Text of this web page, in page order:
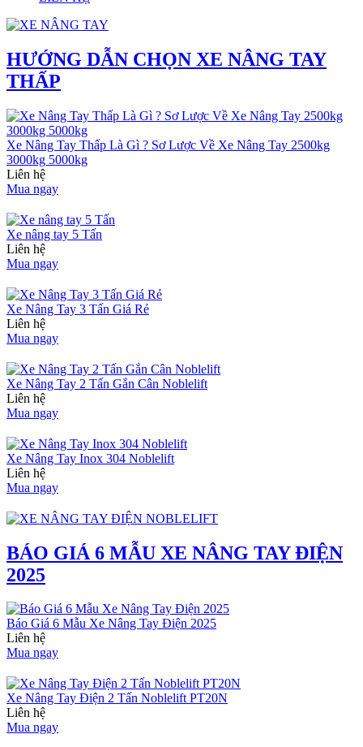
HƯỚNG DẪN CHỌN XE NÂNG TAY
THẤP
Xe Nâng Tay Thấp Là Gì ? Sơ Lược Về Xe Nâng Tay 2500kg
3000kg 5000kg
Liên hệ
Mua ngay
Xe nâng tay 5 Tấn
Liên hệ
Mua ngay
Xe Nâng Tay 3 Tấn Giá Rẻ
Liên hệ
Mua ngay
Xe Nâng Tay 2 Tấn Gắn Cân Noblelift
Liên hệ
Mua ngay
Xe Nâng Tay Inox 304 Noblelift
Liên hệ
Mua ngay
BÁO GIÁ 6 MẪU XE NÂNG TAY ĐIỆN
2025
Báo Giá 6 Mẫu Xe Nâng Tay Điện 2025
Liên hệ
Mua ngay
Xe Nâng Tay Điện 2 Tấn Noblelift PT20N
Liên hệ
Mua ngay